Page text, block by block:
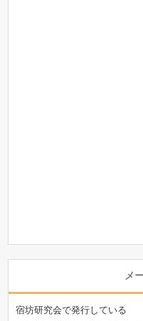
メ
宿坊研究会で発行している